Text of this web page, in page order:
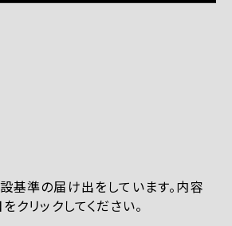
基準の届け出をしています。内容
クリックしてください。